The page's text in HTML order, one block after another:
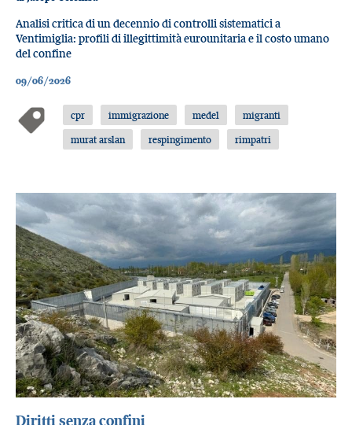
Analisi critica di un decennio di controlli sistematici a
Ventimiglia: profili di illegittimità eurounitaria e il costo umano
del confine
09/06/2026
cpr immigrazione medel
migranti
murat arslan
respingimento rimpatri
Diritti senza confini